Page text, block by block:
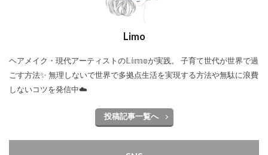
Limo
ヘアメイク・現代アーティストの𝕃𝕚𝕞𝕠が実践。 子育て世代が世界で過
ごす方法✨ 無理しないで世界で多拠点生活を実現する方法や無駄に浪費
しないコツを発信中☁️
投稿記事一覧へ